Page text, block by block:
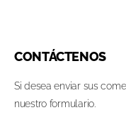
CONTÁCTENOS
Si desea enviar sus
nuestro formulario.